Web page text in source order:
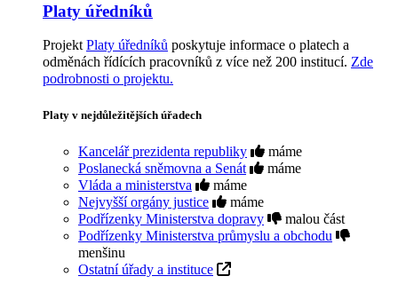
Platy úředníků
Projekt Platy úředníků poskytuje informace o platech a
odměnách řídících pracovníků z více než 200 institucí. Zde
podrobnosti o projektu.
Platy v nejdůležitějších úřadech
Kancelář prezidenta republiky
máme
Poslanecká sněmovna a Senát
máme
Vláda a ministerstva
máme
Nejvyšší orgány justice
máme
Podřízenky Ministerstva dopravy
malou část
Podřízenky Ministerstva průmyslu a obchodu
menšinu
Ostatní úřady a instituce